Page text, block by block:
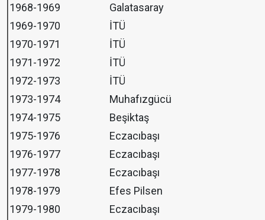
1968-1969
Galatasaray
1969-1970
İTÜ
1970-1971
İTÜ
1971-1972
İTÜ
1972-1973
İTÜ
1973-1974
Muhafızgücü
1974-1975
Beşiktaş
1975-1976
Eczacıbaşı
1976-1977
Eczacıbaşı
1977-1978
Eczacıbaşı
1978-1979
Efes Pilsen
1979-1980
Eczacıbaşı